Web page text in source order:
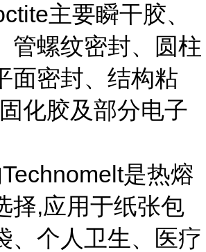
主要瞬干胶、
管螺纹密封、圆柱
面密封、结构粘
化胶及部分电子
是热熔
择,应用于纸张包
、个人卫生、医疗